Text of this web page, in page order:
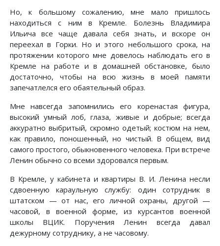
Но, к большому сожалению, мне мало пришлось
находиться с ним в Кремле. Болезнь Владимира
Ильича все чаще давала себя знать, и вскоре он
переехал в Горки. Но и этого небольшого срока, на
протяжении которого мне довелось наблюдать его в
Кремле на работе и в домашней обстановке, было
достаточно, чтобы на всю жизнь в моей памяти
запечатлелся его обаятельный образ.
Мне навсегда запомнились его коренастая фигура,
высокий умный лоб, глаза, живые и добрые; всегда
аккуратно выбритый, скромно одетый; костюм на нем,
как правило, поношенный, но чистый. В общем, вид
самого простого, обыкновенного человека. При встрече
Ленин обычно со всеми здоровался первым.
В Кремле, у кабинета и квартиры В. И. Ленина несли
сдвоенную караульную службу: один сотрудник в
штатском — от нас, его личной охраны, другой —
часовой, в военной форме, из курсантов военной
школы ВЦИК. Поручения Ленин всегда давал
дежурному сотруднику, а не часовому.